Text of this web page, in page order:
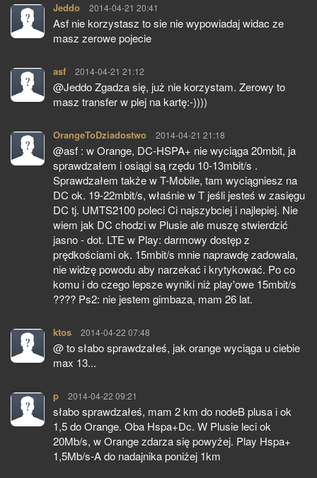
Jeddo pisze:
2014-04-21 20:41
Asf nie korzystasz to sie nie wypowiadaj widac ze
masz zerowe pojecie
asf pisze:
2014-04-21 21:12
@Jeddo Zgadza się, już nie korzystam. Zerowy to
masz transfer w plej na kartę:-))))
OrangeToDziadostwo pisze:
2014-04-21 21:18
@asf : w Orange, DC-HSPA+ nie wyciąga 20mbit, ja
sprawdzałem i osiągi są rzędu 10-13mbit/s .
Sprawdzałem także w T-Mobile, tam wyciągniesz na
DC ok. 19-22mbit/s, właśnie w T jeśli jesteś w zasięgu
DC tj. UMTS2100 poleci Ci najszybciej i najlepiej. Nie
wiem jak DC chodzi w Plusie ale muszę stwierdzić
jasno - dot. LTE w Play: darmowy dostęp z
prędkościami ok. 15mbit/s mnie naprawdę zadowala,
nie widzę powodu aby narzekać i krytykować. Po co
komu i do czego lepsze wyniki niż play'owe 15mbit/s
???? Ps2: nie jestem gimbaza, mam 26 lat.
ktos pisze:
2014-04-22 07:48
@ to słabo sprawdzałeś, jak orange wyciąga u ciebie
max 13...
p pisze:
2014-04-22 09:21
słabo sprawdzałeś, mam 2 km do nodeB plusa i ok
1,5 do Orange. Oba Hspa+Dc. W Plusie leci ok
20Mb/s, w Orange zdarza się powyżej. Play Hspa+
1,5Mb/s-A do nadajnika poniżej 1km